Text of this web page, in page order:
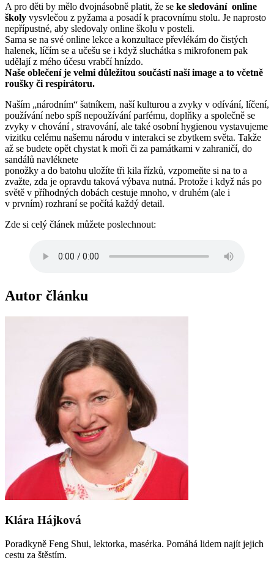
A pro děti by mělo dvojnásobně platit, že se ke sledování online
školy vysvlečou z pyžama a posadí k pracovnímu stolu. Je naprosto
nepřípustné, aby sledovaly online školu v posteli.
Sama se na své online lekce a konzultace převlékám do čistých
halenek, líčím se a učešu se i když sluchátka s mikrofonem pak
udělají z mého účesu vrabčí hnízdo.
Naše oblečení je velmi důležitou součástí naší image a to včetně
roušky či respirátoru.
Naším „národním“ šatníkem, naší kulturou a zvyky v odívání, líčení,
používání nebo spíš nepoužívání parfému, doplňky a společně se
zvyky v chování , stravování, ale také osobní hygienou vystavujeme
vizitku celému našemu národu v interakci se zbytkem světa. Takže
až se budete opět chystat k moři či za památkami v zahraničí, do
sandálů navléknete
ponožky a do batohu uložíte tři kila řízků, vzpomeňte si na to a
zvažte, zda je opravdu taková výbava nutná. Protože i když nás po
světě v příhodných dobách cestuje mnoho, v druhém (ale i
v prvním) rozhraní se počítá každý detail.
Zde si celý článek můžete poslechnout:
Autor článku
Klára Hájková
Poradkyně Feng Shui, lektorka, masérka. Pomáhá lidem najít jejich
cestu za štěstím.